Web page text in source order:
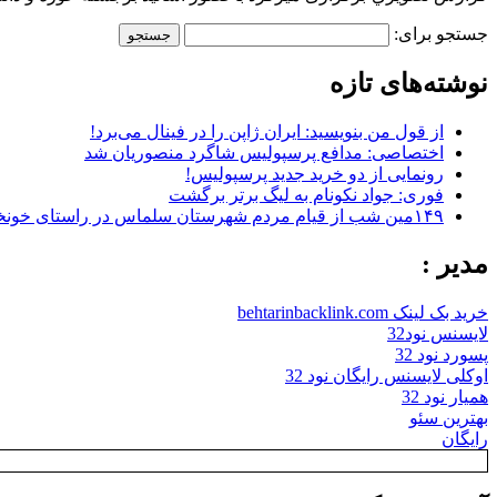
جستجو برای:
نوشته‌های تازه
از قول من بنویسید: ایران ژاپن را در فینال می‌برد!
اختصاصی: مدافع پرسپولیس شاگرد منصوریان شد
رونمایی از دو خرید جدید پرسپولیس!
فوری: جواد نکونام به لیگ برتر برگشت
۱۴۹مین شب از قیام مردم شهرستان سلماس در راستای خونخواهی رهبر شهید + تصاویر
مدیر :
خرید بک لینک behtarinbacklink.com
لایسنس نود32
پسورد نود 32
اوکلی لایسنس رایگان نود 32
همیار نود 32
بهترین سئو
رایگان